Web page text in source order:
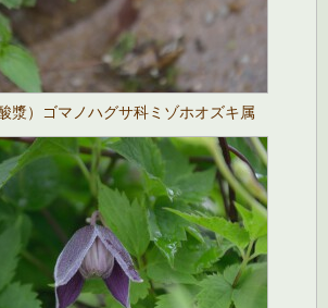
漿）ゴマノハグサ科ミゾホオズキ属